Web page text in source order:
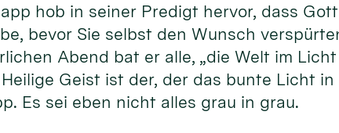
hob in seiner Predigt hervor, dass Gott
bevor Sie selbst den Wunsch
Abend bat er alle, „die Welt im
Geist ist der, der das bunte Licht in
Es sei eben nicht alles grau in grau.